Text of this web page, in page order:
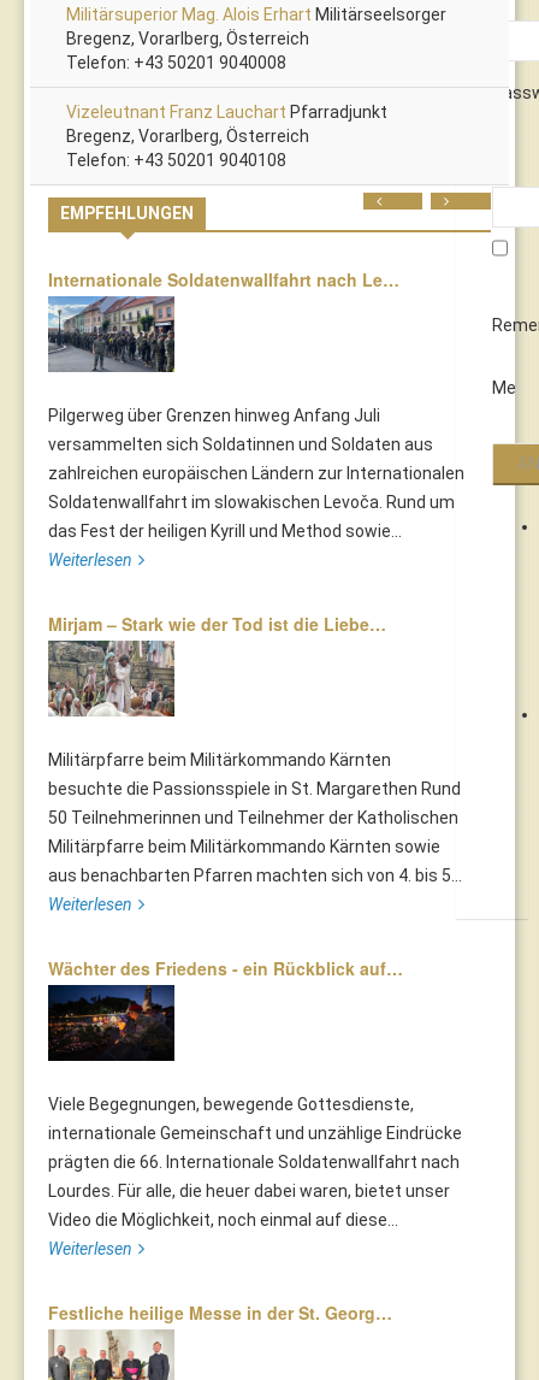
Me
Militärsuperior Mag. Alois Erhart Militärseelsorger
Bregenz, Vorarlberg, Österreich
Telefon: +43 50201 9040008
Vizeleutnant Franz Lauchart Pfarradjunkt
Bregenz, Vorarlberg, Österreich
Telefon: +43 50201 9040108
EMPFEHLUNGEN
Internationale Soldatenwallfahrt nach Le…
Pilgerweg über Grenzen hinweg Anfang Juli
versammelten sich Soldatinnen und Soldaten aus
zahlreichen europäischen Ländern zur Internationalen
Soldatenwallfahrt im slowakischen Levoča. Rund um
das Fest der heiligen Kyrill und Method sowie...
Weiterlesen
Mirjam – Stark wie der Tod ist die Liebe…
Militärpfarre beim Militärkommando Kärnten
besuchte die Passionsspiele in St. Margarethen Rund
50 Teilnehmerinnen und Teilnehmer der Katholischen
Militärpfarre beim Militärkommando Kärnten sowie
aus benachbarten Pfarren machten sich von 4. bis 5...
Weiterlesen
Wächter des Friedens - ein Rückblick auf…
Viele Begegnungen, bewegende Gottesdienste,
internationale Gemeinschaft und unzählige Eindrücke
prägten die 66. Internationale Soldatenwallfahrt nach
Lourdes. Für alle, die heuer dabei waren, bietet unser
Video die Möglichkeit, noch einmal auf diese...
Weiterlesen
Festliche heilige Messe in der St. Georg…